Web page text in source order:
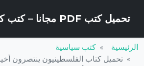
تحميل كتب PDF مجانا – كتب كو
الرئيسية
كتب سياسية
تحميل كتاب الفلسطينيون ينتصرون